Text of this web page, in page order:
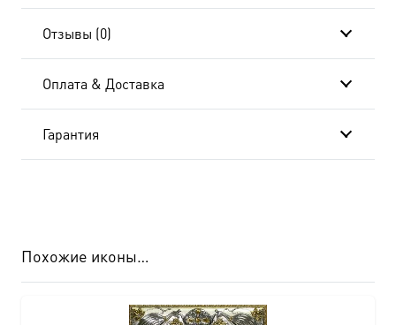
см-
AK-
8338
Отзывы (0)
Оплата & Доставка
Гарантия
Похожие иконы…